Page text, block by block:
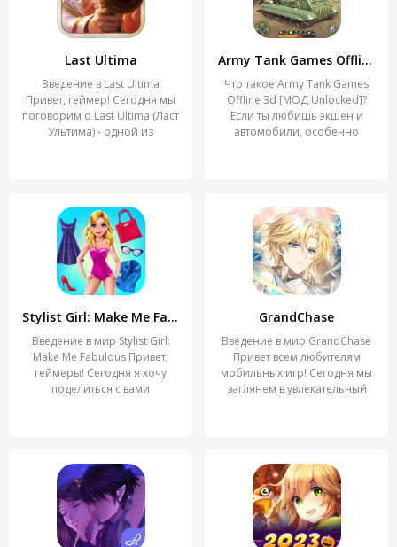
Last Ultima
Введение в Last Ultima
Привет, геймер! Сегодня мы
поговорим о Last Ultima (Ласт
Ультима) - одной из
Army Tank Games Offline 3d
Что такое Army Tank Games
Offline 3d [МОД Unlocked]?
Если ты любишь экшен и
автомобили, особенно
Stylist Girl: Make Me Fabulous
Введение в мир Stylist Girl:
Make Me Fabulous Привет,
геймеры! Сегодня я хочу
поделиться с вами
GrandChase
Введение в мир GrandChase
Привет всем любителям
мобильных игр! Сегодня мы
заглянем в увлекательный